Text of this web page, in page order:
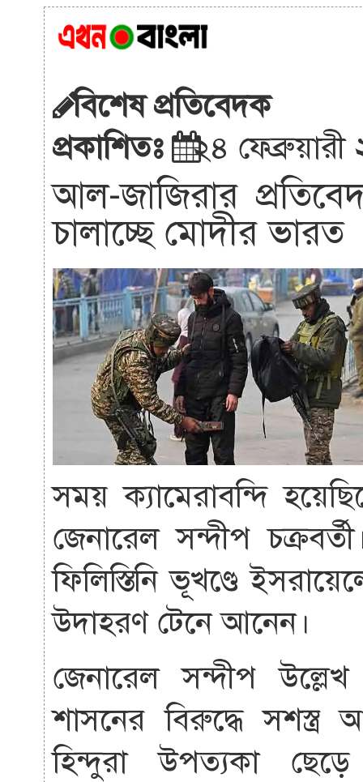
বিশেষ প্রতিবেদক
প্রকাশিতঃ ২৪
আল-জাজিরার
চালাচ্ছে মোদীর ভারত
সময় ক্যামেরাবন্দি
জেনারেল সন্দীপ
ফিলিস্তিনি ভূখণ্ডে
উদাহরণ টেনে আনেন।
জেনারেল সন্দীপ
শাসনের বিরুদ্ধে
হিন্দুরা উপত্যকা